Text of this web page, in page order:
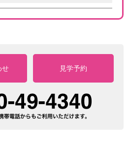
せ 見学予約